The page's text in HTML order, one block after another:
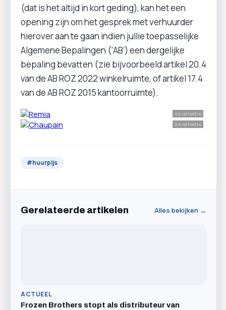
(dat is het altijd in kort geding), kan het een
opening zijn om het gesprek met verhuurder
hierover aan te gaan indien jullie toepasselijke
Algemene Bepalingen (‘AB’) een dergelijke
bepaling bevatten (zie bijvoorbeeld artikel 20.4
van de AB ROZ 2022 winkelruimte, of artikel 17.4
van de AB ROZ 2015 kantoorruimte).
Advertentie
Advertentie
#huurpijs
Gerelateerde artikelen Alles bekijken →
ACTUEEL
Frozen Brothers stopt als distributeur van